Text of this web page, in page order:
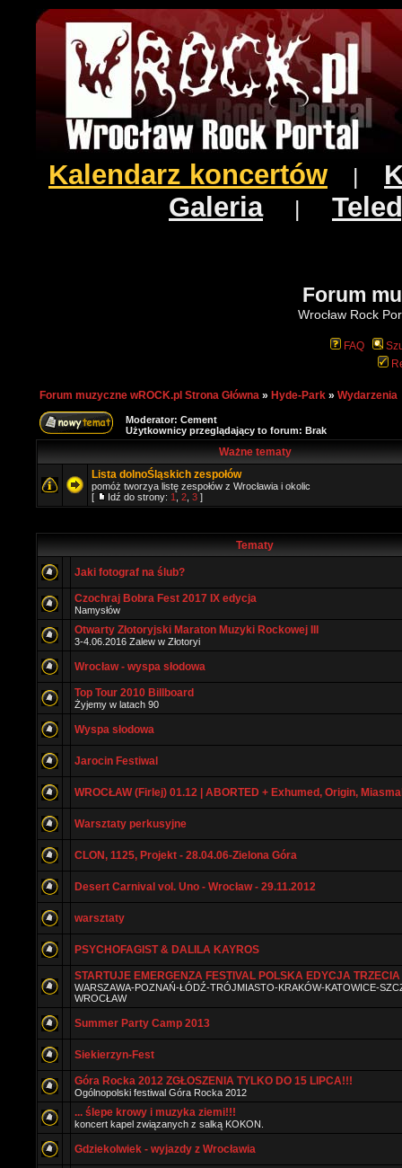
Kalendarz koncertów
Galeria|
Forum
Wrocław Rock
FAQ
Forum muzyczne wROCK.pl Strona Główna » Hyde-Park » Wydarzenia
Moderator: Cement
Użytkownicy przeglądający to forum: Brak
Ważne tematy
Lista dolnoŚląskich zespołów
pomóż tworzya listę zespołów z Wrocławia i okolic
[
Idź do strony: 1 2 3 ]
Tematy
Jaki fotograf na ślub?
Czochraj Bobra Fest 2017 IX edycja
Namysłów
Otwarty Złotoryjski Maraton Muzyki Rockowej III
3-4.06.2016 Zalew w Złotoryi
Wrocław - wyspa słodowa
Top Tour 2010 Billboard
Żyjemy w latach 90
Wyspa słodowa
Jarocin Festiwal
WROCŁAW (Firlej) 01.12 | ABORTED + Exhumed, Origin,
Warsztaty perkusyjne
CLON, 1125, Projekt - 28.04.06-Zielona Góra
Desert Carnival vol. Uno - Wrocław - 29.11.2012
warsztaty
PSYCHOFAGIST & DALILA KAYROS
STARTUJE EMERGENZA FESTIVAL POLSKA EDYCJA
WARSZAWA-POZNAŃ-ŁÓDŹ-TRÓJMIASTO-KRAKÓW-KATOWICE-
WROCŁAW
Summer Party Camp 2013
Siekierzyn-Fest
Góra Rocka 2012 ZGŁOSZENIA TYLKO DO 15 LIPCA!!!
Ogólnopolski festiwal Góra Rocka 2012
... ślepe krowy i muzyka ziemi!!!
koncert kapel związanych z salką KOKON.
Gdziekolwiek - wyjazdy z Wrocławia